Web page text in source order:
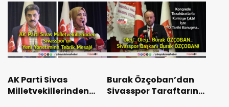
AK Parti Sivas
Milletvekillerinden
Burak Özçoban’dan
Sivasspor Taraftarına